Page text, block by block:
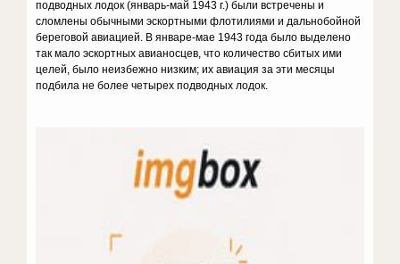
подводных лодок (январь-май 1943 г.) были встречены и
сломлены обычными эскортными флотилиями и дальнобойной
береговой авиацией. В январе-мае 1943 года было выделено
так мало эскортных авианосцев, что количество сбитых ими
целей, было неизбежно низким; их авиация за эти месяцы
подбила не более четырех подводных лодок.